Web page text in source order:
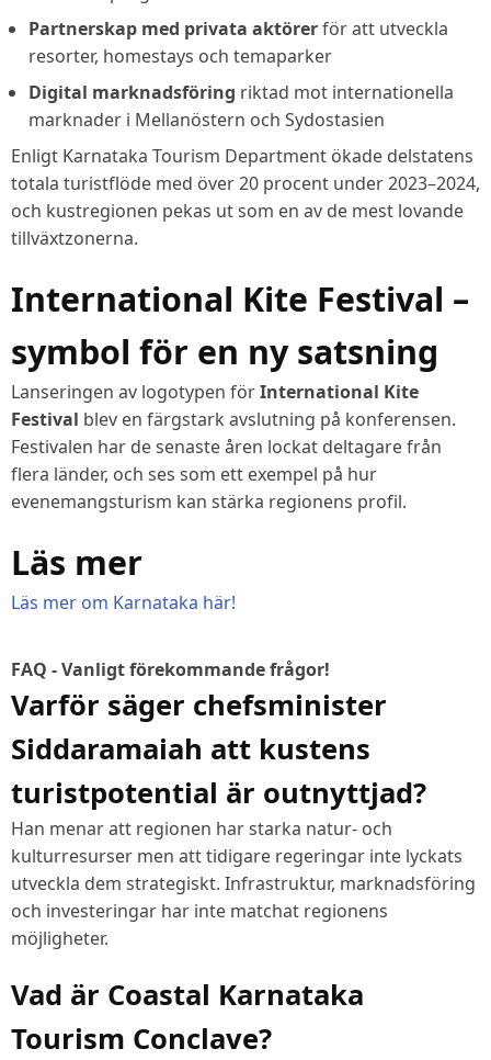
Partnerskap med privata aktörerför att utveckla
resorter, homestays och temaparker
Digital marknadsföring riktad mot internationella
marknader i Mellanöstern och Sydostasien
Enligt Karnataka Tourism Department ökade delstatens
totala turistflöde med över 20 procent under 2023–2024,
och kustregionen pekas ut som en av de mest lovande
tillväxtzonerna.
International Kite Festival –
symbol för en ny satsning
Lanseringen av logotypen förInternational Kite
Festival blev en färgstark avslutning på konferensen.
Festivalen har de senaste åren lockat deltagare från
flera länder, och ses som ett exempel på hur
evenemangsturism kan stärka regionens profil.
Läs mer
Läs mer om Karnataka här!
FAQ - Vanligt förekommande frågor!
Varför säger chefsminister
Siddaramaiah att kustens
turistpotential är outnyttjad?
Han menar att regionen har starka natur- och
kulturresurser men att tidigare regeringar inte lyckats
utveckla dem strategiskt. Infrastruktur, marknadsföring
och investeringar har inte matchat regionens
möjligheter.
Vad är Coastal Karnataka
Tourism Conclave?